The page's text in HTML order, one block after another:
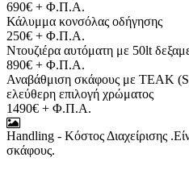
690€ + Φ.Π.Α.
Κάλυμμα κονσόλας οδήγησης
250€ + Φ.Π.Α.
Ντουζιέρα αυτόματη με 50lt
890€ + Φ.Π.Α.
Αναβάθμιση σκάφους με TEAK
ελεύθερη επιλογή χρώματος
1490€ + Φ.Π.Α.
Handling - Κόστος Διαχείρισης
σκάφους.